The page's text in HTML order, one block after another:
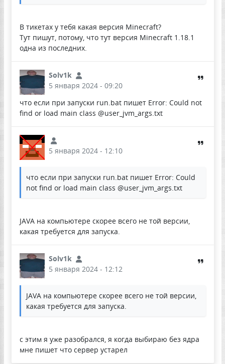
В тикетах у тебя какая версия Minecraft?
Тут пишут, потому, что тут версия Minecraft 1.18.1
одна из последних.
Solv1k
5 января 2024 - 09:20
что если при запуски run.bat пишет Error: Could not
find or load main class @user_jvm_args.txt
5 января 2024 - 12:10
что если при запуски run.bat пишет Error: Could
not find or load main class @user_jvm_args.txt
JAVA на компьютере скорее всего не той версии,
какая требуется для запуска.
Solv1k
5 января 2024 - 12:12
JAVA на компьютере скорее всего не той версии,
какая требуется для запуска.
с этим я уже разобрался, я когда выбираю без ядра
мне пишет что сервер устарел